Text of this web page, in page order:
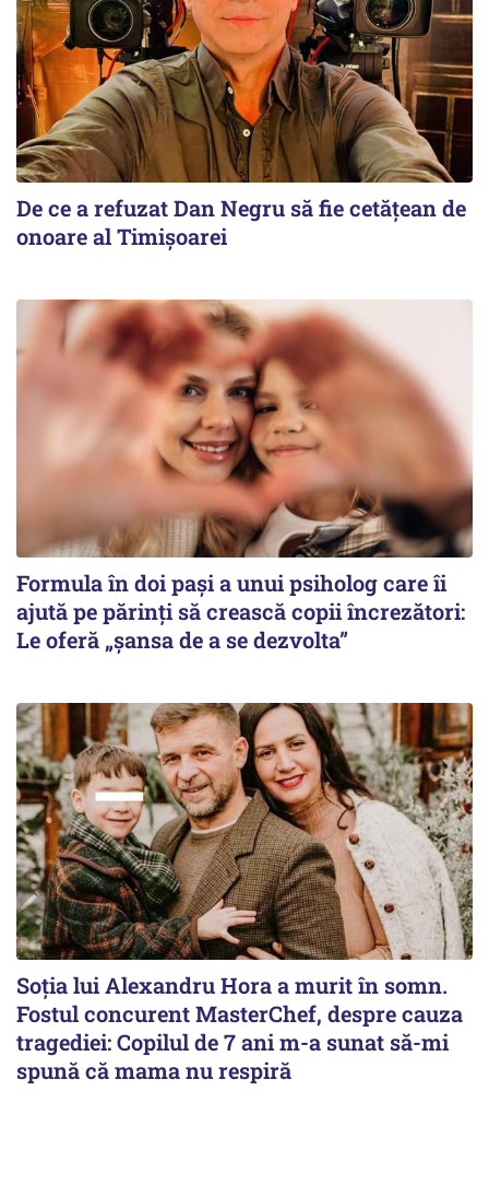
De ce a refuzat Dan Negru să fie cetățean de
onoare al Timișoarei
Formula în doi pași a unui psiholog care îi
ajută pe părinți să crească copii încrezători:
Le oferă „șansa de a se dezvolta”
Soția lui Alexandru Hora a murit în somn.
Fostul concurent MasterChef, despre cauza
tragediei: Copilul de 7 ani m-a sunat să-mi
spună că mama nu respiră